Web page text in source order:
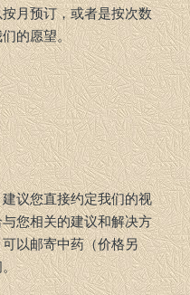
月预订，或者是按次数
的愿望。
议您直接约定我们的视
您相关的建议和解决方
以邮寄中药（价格另